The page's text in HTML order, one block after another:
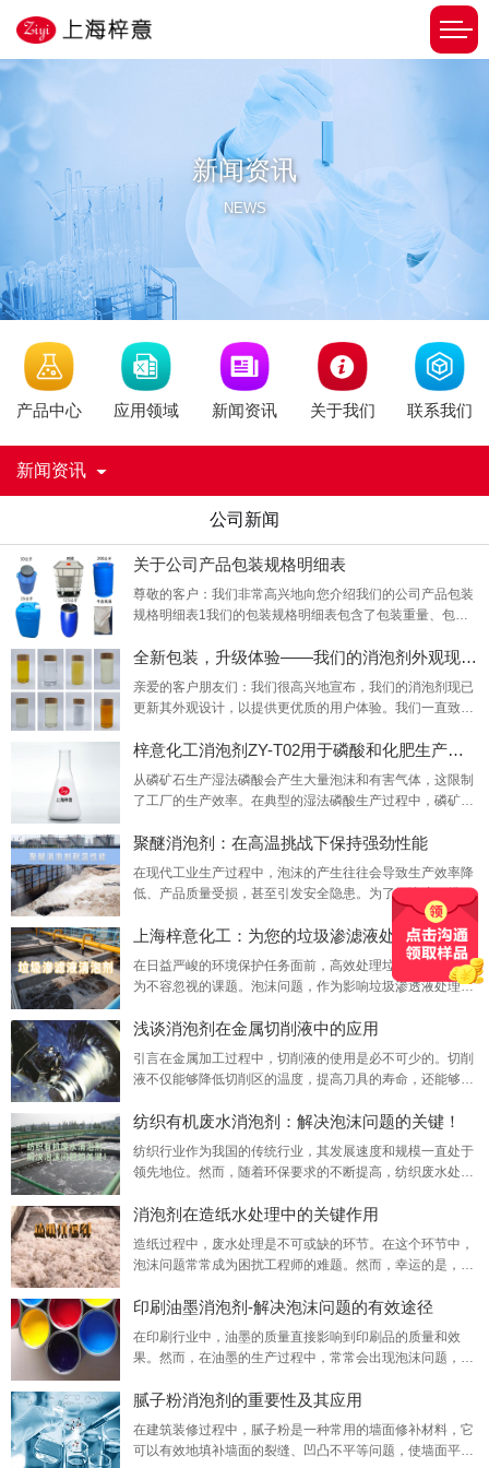
新闻资讯
NEWS
产品中心 应用领域 新闻资讯 关于我们 联系我们
新闻资讯
公司新闻
关于公司产品包装规格明细表
尊敬的客户：我们非常高兴地向您介绍我们的公司产品包装
规格明细表1我们的包装规格明细表包含了包装重量、包装
息。
全新包装，升级体验——我们的消泡剂外观现已
亲爱的客户朋友们：我们很高兴地宣布，我们的消泡剂现已
更新其外观设计，以提供更优质的用户体验。我们一直致力
外观更新是我们对品质承诺的最新体现。新的外观设计旨在
更好地展示我们的产品特性，同时也更加环保、美观。我们
的设计团队经过深思熟虑和精心设计，以确保新的包装不仅
能够吸引您的眼球，更能反映出我们对产品质量和客户
梓意化工消泡剂ZY-T02用于磷酸和化肥生产的消
从磷矿石生产湿法磷酸会产生大量泡沫和有害气体，这限制
了工厂的生产效率。在典型的湿法磷酸生产过程中，磷矿石
转化为磷酸（P2O5）和硫酸钙（石膏）外，由于矿石中的
杂质，还会有许多副反应，这些副反应会导致反应器中产生
泡沫和气体。梓意化工消泡剂ZY-T02通过降低气泡表面的表
面张力，最大限度地去除这些气体及其对磷酸盐生产过程的
不良影响。
聚醚消泡剂：在高温挑战下保持强劲性能
在现代工业生产过程中，泡沫的产生往往会导致生产效率降
低、产品质量受损，甚至引发安全隐患。为了解决这一挑
战，聚醚消泡剂凭借其卓越性能成为众多行业的选择。今
日，我们重点关注这些消泡剂在耐高温方面的表现。众所周
知，一些工业过程如化工和石油提炼等，需要在高温条件下
进行。在这些环境中，泡沫问题尤为突出，因此需要特殊的
解决方案。聚醚消泡剂正是在这样的需求背景下研发而成，
上海梓意化工：为您的垃圾渗滤液处理提供专业
在日益严峻的环境保护任务面前，高效处理垃圾渗滤液已成
为不容忽视的课题。泡沫问题，作为影响垃圾渗透液处理效
对——这正是上海梓意化工有限公司致力于解决的问题。凭
借多年在消泡剂领域的深入研究和技术积累，上海梓意化工
有限公司推出了一系列高效、环保的垃圾渗滤液消泡剂。我
们的消泡剂产品不仅能够迅速消除泡沫，防止泡沫过多
浅谈消泡剂在金属切削液中的应用
引言在金属加工过程中，切削液的使用是必不可少的。切削
液不仅能够降低切削区的温度，提高刀具的寿命，还能够起
往会产生大量的泡沫，这不仅会影响切削液的性能，还会对
生产环境造成污染。因此，消泡剂的应用在金属切削液中显
得尤为重要。一、消泡剂的作用消泡剂是一种能够消除液体
表面泡沫的物质，其主要作用是破坏液体表面的张力，
纺织有机废水消泡剂：解决泡沫问题的关键！
纺织行业作为我国的传统行业，其发展速度和规模一直处于
领先地位。然而，随着环保要求的不断提高，纺织废水处理
中的一大难题。为了解决这一问题，纺织有机废水消泡剂成
为瓦解泡沫危机的关键武器。一、泡沫问题的危害在纺织有
机废水处理过程中，由于废水中含有大量的表面活性剂、油
脂等物质，这些物质在搅拌、曝气等过程中容易产生大
消泡剂在造纸水处理中的关键作用
造纸过程中，废水处理是不可或缺的环节。在这个环节中，
泡沫问题常常成为困扰工程师的难题。然而，幸运的是，消
在造纸水处理中发挥着关键的作用。特别是在纸浆制备、漂
白等环节，由于浆内气体含量过高，往往会出现大量泡沫。
这些泡沫不仅会影响生产过程的稳定性，还会导致断纸、白
水液位波动以及泵频率波动等问题。而消泡剂则能够迅
印刷油墨消泡剂-解决泡沫问题的有效途径
在印刷行业中，油墨的质量直接影响到印刷品的质量和效
果。然而，在油墨的生产过程中，常常会出现泡沫问题，这
多问题。为了解决这一问题，印刷厂商通常会使用一种名为
印刷油墨消泡剂的化学助剂。本文将详细介绍印刷油墨消泡
剂的应用和特点优势。印刷油墨消泡剂是一种专门用于消除
油墨中泡沫的化学添加剂。它的主要作用是破坏油墨中的
腻子粉消泡剂的重要性及其应用
在建筑装修过程中，腻子粉是一种常用的墙面修补材料，它
可以有效地填补墙面的裂缝、凹凸不平等问题，使墙面平整